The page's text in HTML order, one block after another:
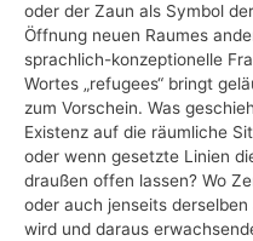
oder der Zaun als Symbol
Öffnung neuen Raumes
sprachlich-konzeptionelle
Wortes „refugees“ bringt
zum Vorschein. Was
Existenz auf die räumliche
oder wenn gesetzte Linien
draußen offen lassen? Wo
oder auch jenseits
wird und daraus